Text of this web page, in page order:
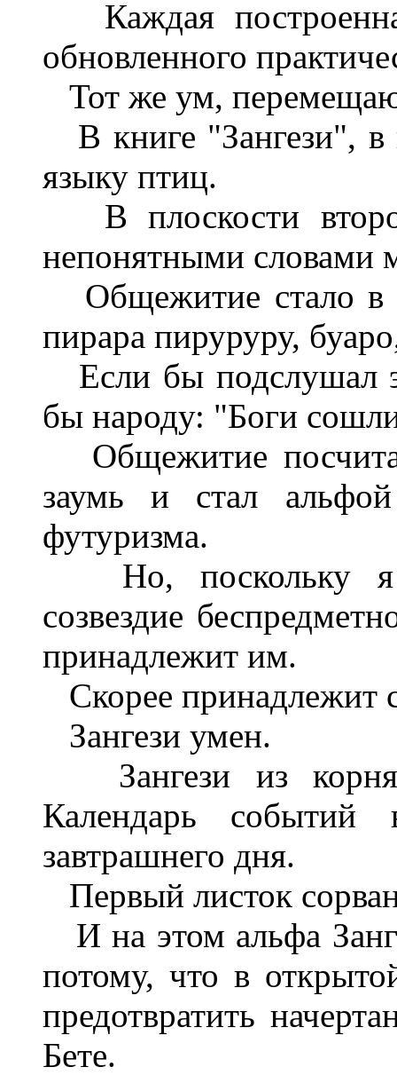
Каждая
обновленного
Тот же ум,
В книге "Зангези", в
языку птиц.
В плоскости
непонятными словами
Общежитие стало в
пирара пируруру,
Если бы подслушал
бы народу: "Боги
Общежитие
заумь и стал альфой
футуризма.
Но, поскольку я
созвездие
принадлежит им.
Скорее принадлежит
Зангези умен.
Зангези из корня
Календарь событий
завтрашнего дня.
Первый листок
И на этом альфа
потому, что в
предотвратить
Бете.